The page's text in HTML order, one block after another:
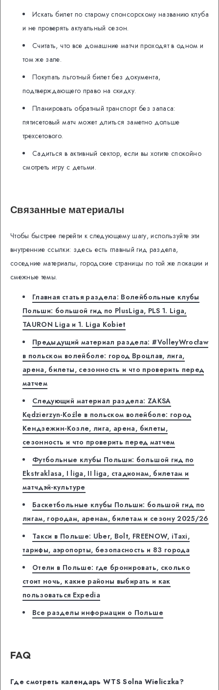
Искать билет по старому спонсорскому названию клуба
и не проверять актуальный сезон.
Считать, что все домашние матчи проходят в одном и
том же зале.
Покупать льготный билет без документа,
подтверждающего право на скидку.
Планировать обратный транспорт без запаса:
пятисетовый матч может длиться заметно дольше
трехсетового.
Садиться в активный сектор, если вы хотите спокойно
смотреть игру с детьми.
Связанные материалы
Чтобы быстрее перейти к следующему шагу, используйте эти
внутренние ссылки: здесь есть главный гид раздела,
соседние материалы, городские страницы по той же локации и
смежные темы.
Главная статья раздела: Волейбольные клубы
Польши: большой гид по PlusLiga, PLS 1. Liga,
TAURON Liga и 1. Liga Kobiet
Предыдущий материал раздела: #VolleyWrocław
в польском волейболе: город Вроцлав, лига,
арена, билеты, сезонность и что проверить перед
матчем
Следующий материал раздела: ZAKSA
Kędzierzyn-Koźle в польском волейболе: город
Кендзежин-Козле, лига, арена, билеты,
сезонность и что проверить перед матчем
Футбольные клубы Польши: большой гид по
Ekstraklasa, I liga, II liga, стадионам, билетам и
матчдэй-культуре
Баскетбольные клубы Польши: большой гид по
лигам, городам, аренам, билетам и сезону 2025/26
Такси в Польше: Uber, Bolt, FREENOW, iTaxi,
тарифы, аэропорты, безопасность и 83 города
Отели в Польше: где бронировать, сколько
стоит ночь, какие районы выбирать и как
пользоваться Expedia
Все разделы информации о Польше
FAQ
Где смотреть календарь WTS Solna Wieliczka?